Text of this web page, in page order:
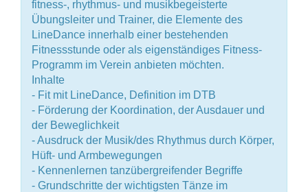
fitness-, rhythmus- und musikbegeisterte
Übungsleiter und Trainer, die Elemente des
LineDance innerhalb einer bestehenden
Fitnessstunde oder als eigenständiges Fitness-
Programm im Verein anbieten möchten.
Inhalte
- Fit mit LineDance, Definition im DTB
- Förderung der Koordination, der Ausdauer und
der Beweglichkeit
- Ausdruck der Musik/des Rhythmus durch Körper,
Hüft- und Armbewegungen
- Kennenlernen tanzübergreifender Begriffe
- Grundschritte der wichtigsten Tänze im